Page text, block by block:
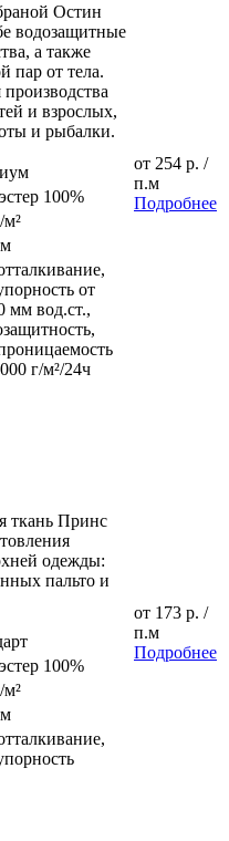
Остин
водозащитные
а также
пар от тела.
и взрослых,
и рыбалки.
100%
м²
от
мм вод.ст.,
г/м²/24ч
от 254 р. /
п.м
Подробнее
ткань Принс
одежды:
пальто и
100%
м²
от 173 р. /
п.м
Подробнее